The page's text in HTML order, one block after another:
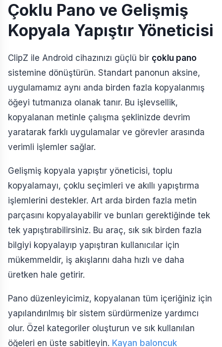
Çoklu Pano ve Gelişmiş
Kopyala Yapıştır Yöneticisi
ClipZ ile Android cihazınızı güçlü bir çoklu pano
sistemine dönüştürün. Standart panonun aksine,
uygulamamız aynı anda birden fazla kopyalanmış
öğeyi tutmanıza olanak tanır. Bu işlevsellik,
kopyalanan metinle çalışma şeklinizde devrim
yaratarak farklı uygulamalar ve görevler arasında
verimli işlemler sağlar.
Gelişmiş kopyala yapıştır yöneticisi, toplu
kopyalamayı, çoklu seçimleri ve akıllı yapıştırma
işlemlerini destekler. Art arda birden fazla metin
parçasını kopyalayabilir ve bunları gerektiğinde tek
tek yapıştırabilirsiniz. Bu araç, sık sık birden fazla
bilgiyi kopyalayıp yapıştıran kullanıcılar için
mükemmeldir, iş akışlarını daha hızlı ve daha
üretken hale getirir.
Pano düzenleyicimiz, kopyalanan tüm içeriğiniz için
yapılandırılmış bir sistem sürdürmenize yardımcı
olur. Özel kategoriler oluşturun ve sık kullanılan
öğeleri en üste sabitleyin. Kayan baloncuk